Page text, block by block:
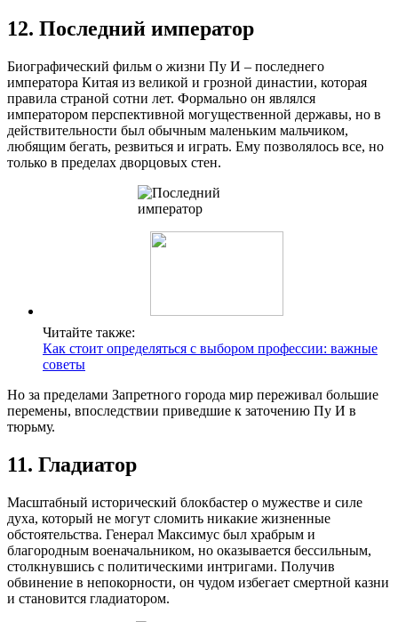
12. Последний император
Биографический фильм о жизни Пу И – последнего
императора Китая из великой и грозной династии, которая
правила страной сотни лет. Формально он являлся
императором перспективной могущественной державы, но в
действительности был обычным маленьким мальчиком,
любящим бегать, резвиться и играть. Ему позволялось все, но
только в пределах дворцовых стен.
Читайте также:
Как стоит определяться с выбором профессии: важные
советы
Но за пределами Запретного города мир переживал большие
перемены, впоследствии приведшие к заточению Пу И в
тюрьму.
11. Гладиатор
Масштабный исторический блокбастер о мужестве и силе
духа, который не могут сломить никакие жизненные
обстоятельства. Генерал Максимус был храбрым и
благородным военачальником, но оказывается бессильным,
столкнувшись с политическими интригами. Получив
обвинение в непокорности, он чудом избегает смертной казни
и становится гладиатором.